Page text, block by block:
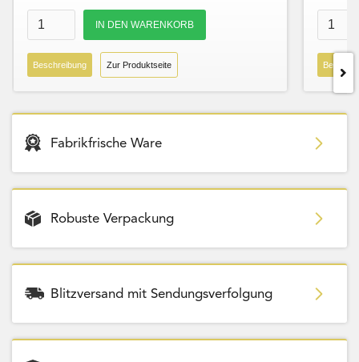
Beschreibung Zur Produktseite
Fabrikfrische Ware
Robuste Verpackung
Blitzversand mit Sendungsverfolgung